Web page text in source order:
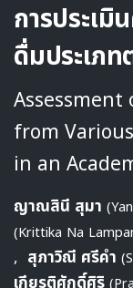
การประเ
ดื่มประเภ
from
in an
ญาณสินี สุมา
(Krittika Na
, สุภาวิณี ศรีคำ